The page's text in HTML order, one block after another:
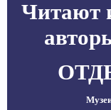
Читают